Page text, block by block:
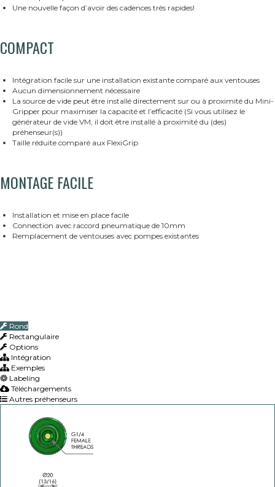
Une nouvelle façon d’avoir des cadences très rapides!
COMPACT
Intégration facile sur une installation existante comparé aux ventouses
Aucun dimensionnement nécessaire
La source de vide peut être installé directement sur ou à proximité du Mini-
Gripper pour maximiser la capacité et l’efficacité (Si vous utilisez le
générateur de vide VM, il doit être installé à proximité du (des)
préhenseur(s))
Taille réduite comparé aux FlexiGrip
MONTAGE FACILE
Installation et mise en place facile
Connection avec raccord pneumatique de 10mm
Remplacement de ventouses avec pompes existantes
Rond
Rectangulaire
Options
Intégration
Exemples
Labeling
Téléchargements
Autres préhenseurs